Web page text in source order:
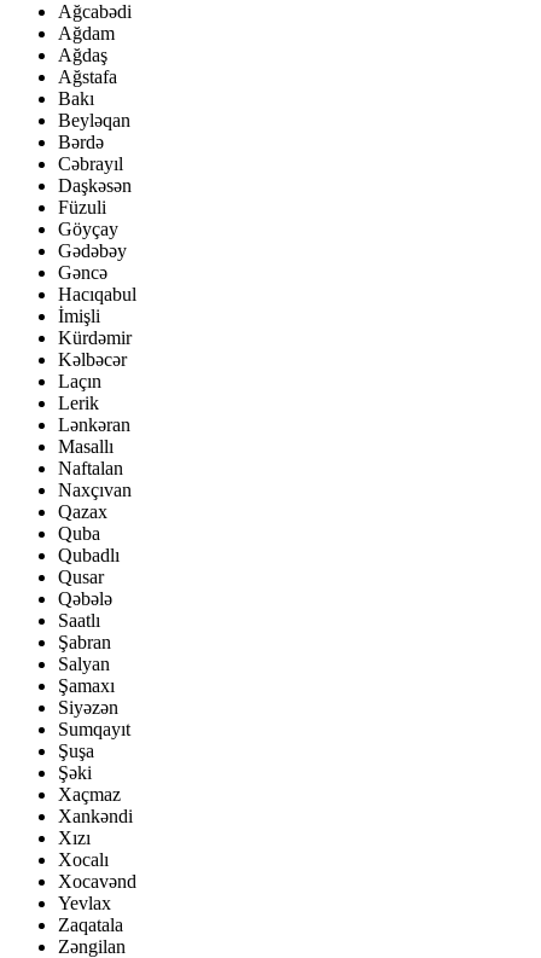
Ağcabədi
Ağdam
Ağdaş
Ağstafa
Bakı
Beyləqan
Bərdə
Cəbrayıl
Daşkəsən
Füzuli
Göyçay
Gədəbəy
Gəncə
Hacıqabul
İmişli
Kürdəmir
Kəlbəcər
Laçın
Lerik
Lənkəran
Masallı
Naftalan
Naxçıvan
Qazax
Quba
Qubadlı
Qusar
Qəbələ
Saatlı
Şabran
Salyan
Şamaxı
Siyəzən
Sumqayıt
Şuşa
Şəki
Xaçmaz
Xankəndi
Xızı
Xocalı
Xocavənd
Yevlax
Zaqatala
Zəngilan